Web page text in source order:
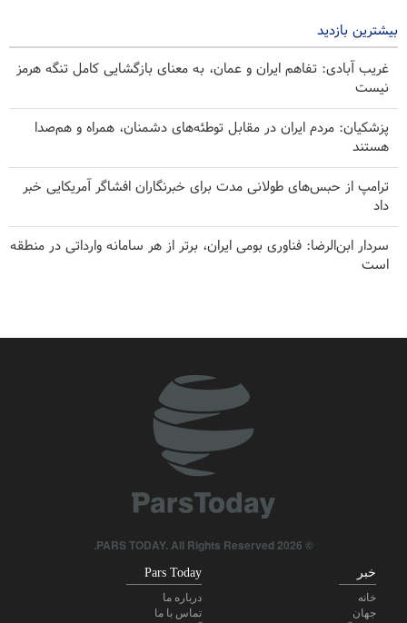
بیشترین بازدید
غریب آبادی: تفاهم ایران و عمان، به معنای بازگشایی کامل تنگه هرمز
نیست
پزشکیان: مردم ایران در مقابل توطئه‌های دشمنان، همراه و هم‌صدا
هستند
ترامپ از حبس‌های طولانی مدت برای خبرنگاران افشاگر آمریکایی خبر
داد
سردار ابن‌الرضا: فناوری بومی ایران، برتر از هر سامانه وارداتی در منطقه
است
هاکان فیدان: اسرائیل هیچ قصدی برای دستیابی به صلح ندارد
عصبانیت ترامپ از پیروزی نامزد حامی فلسطین در میشیگان
برکناری دو مقام ارشد موساد در پی ناکامی‌ها در مقابله با ایران
© 2026 PARS TODAY. All Rights Reserved.
خبر
خانه
جهان
Pars Today
درباره ما
تماس با ما